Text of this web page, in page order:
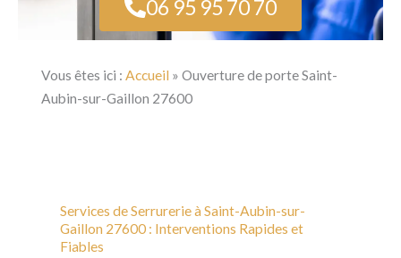
06 95 95 70 70
Vous êtes ici : Accueil » Ouverture de porte Saint-
Aubin-sur-Gaillon 27600
Services de Serrurerie à Saint-Aubin-sur-
Gaillon 27600 : Interventions Rapides et
Fiables